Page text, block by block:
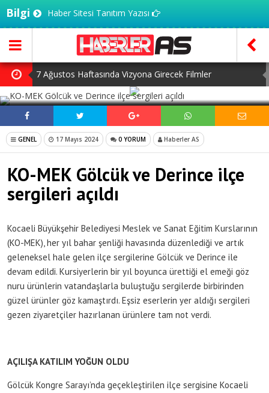
Bilgi Haber Sitesi Tanıtım Yazısı
7 Ağustos Haftasında Vizyona Girecek Filmler
Mürsel Ferhat Sağlam Tek Rumeli Tv’de Marka Atölyesi
Programına Konuk Oldu
Dijitalleşme Ebelik Hizmetlerini Dönüştürüyor
İnsanlar Saç Ekimi İçin Neden Türkiye’ye Geliyor?
Kilo Vermek mi, Yağ Vermek mi? Aynı Şey Sanıyoruz Ama
Değil!
SOSYAL MEDYADA PAYLAŞ
GENEL 17 Mayıs 2024 0 YORUM Haberler AS
KO-MEK Gölcük ve Derince ilçe
sergileri açıldı
Kocaeli Büyükşehir Belediyesi Meslek ve Sanat Eğitim Kurslarının
(KO-MEK), her yıl bahar şenliği havasında düzenlediği ve artık
geleneksel hale gelen ilçe sergilerine Gölcük ve Derince ile
devam edildi. Kursiyerlerin bir yıl boyunca ürettiği el emeği göz
nuru ürünlerin vatandaşlarla buluştuğu sergilerde birbirinden
güzel ürünler göz kamaştırdı. Eşsiz eserlerin yer aldığı sergileri
gezen ziyaretçiler hazırlanan ürünlere tam not verdi.
AÇILIŞA KATILIM YOĞUN OLDU
Gölcük Kongre Sarayı’nda geçekleştirilen ilçe sergisine Kocaeli